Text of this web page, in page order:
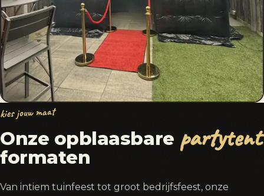
kies jouw maat
Onze opblaasbare partytent
formaten
Van intiem tuinfeest tot groot bedrijfsfeest, onze